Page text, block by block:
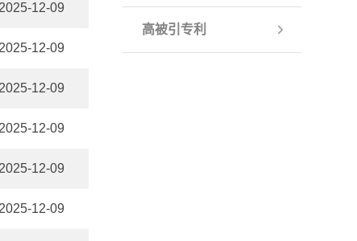
2025-12-09
2025-12-09
2025-12-09
2025-12-09
2025-12-09
2025-12-09
高被引专利